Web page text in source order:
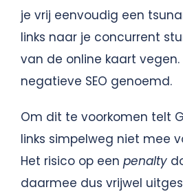
je vrij eenvoudig een
links naar je concurrent
van de online kaart
negatieve SEO genoemd.
Om dit te voorkomen telt
links simpelweg niet mee
Het risico op een penalty
daarmee dus vrijwel